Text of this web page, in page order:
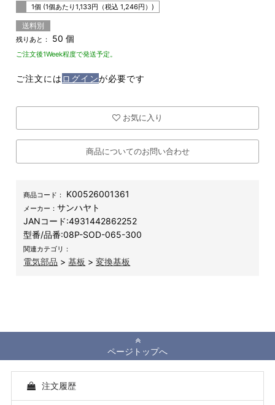
1個 (1個あたり1,133円（税込1,246円）)
送料別
残りあと： 50 個
ご注文後1Week程度で発送予定。
ご注文には ログインが必要です
お気に入り
商品についてのお問い合わせ
商品コード： K00526001361
メーカー：サンハヤト
JANコード:4931442862252
型番/品番:08P-SOD-065-300
関連カテゴリ：
電気部品 >基板 >変換基板
ページトップへ
注文履歴